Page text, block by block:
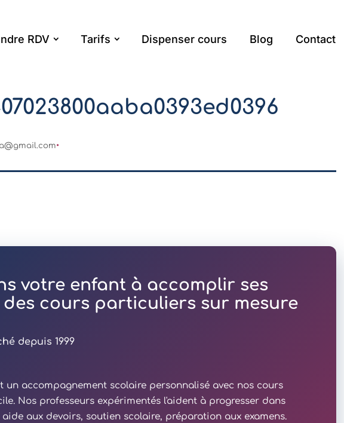
RDV Tarifs Dispenser cours Blog Contact
votre enfant à accomplir ses
des cours particuliers sur mesure
depuis 1999
un accompagnement scolaire personnalisé avec nos cours
Nos professeurs expérimentés l'aident à progresser dans
aux devoirs, soutien scolaire, préparation aux examens.